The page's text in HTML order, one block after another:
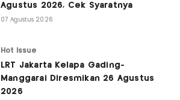
Agustus 2026, Cek Syaratnya
07 Agustus 2026
Hot Issue
LRT Jakarta Kelapa Gading-
Manggarai Diresmikan 26 Agustus
2026